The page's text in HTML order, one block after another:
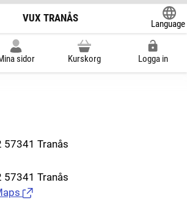
VUX TRANÅS
Language
sidor Kurskorg Logga in
57341 Tranås
57341 Tranås
(Länk till extern sida.)